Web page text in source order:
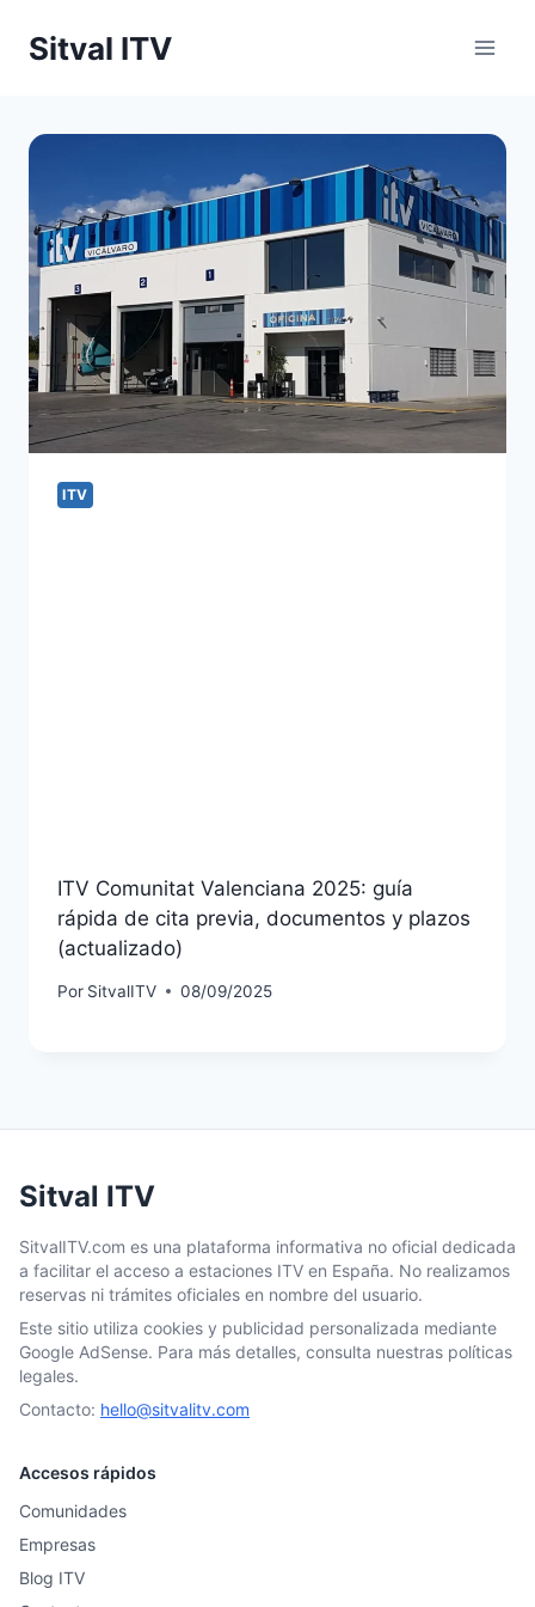
Sitval ITV
ITV
ITV Comunitat Valenciana 2025: guía
rápida de cita previa, documentos y plazos
(actualizado)
Por SitvalITV 08/09/2025
Sitval ITV
SitvalITV.com es una plataforma informativa no oficial dedicada
a facilitar el acceso a estaciones ITV en España. No realizamos
reservas ni trámites oficiales en nombre del usuario.
Este sitio utiliza cookies y publicidad personalizada mediante
Google AdSense. Para más detalles, consulta nuestras políticas
legales.
Contacto: hello@sitvalitv.com
Accesos rápidos
Comunidades
Empresas
Blog ITV